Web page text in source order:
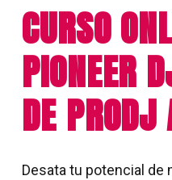
CURSO
PIONEER
DE
Desata tu potencial